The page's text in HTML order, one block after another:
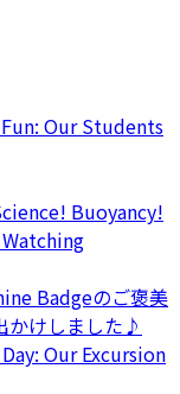
Our Students
Buoyancy!
Badgeのご褒美
かけしました♪
Our Excursion